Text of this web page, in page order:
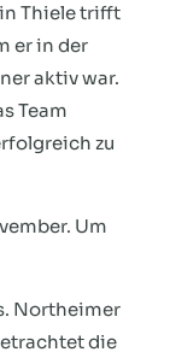
Thiele trifft
er in der
aktiv war.
Team
zu
Um
Northeimer
die